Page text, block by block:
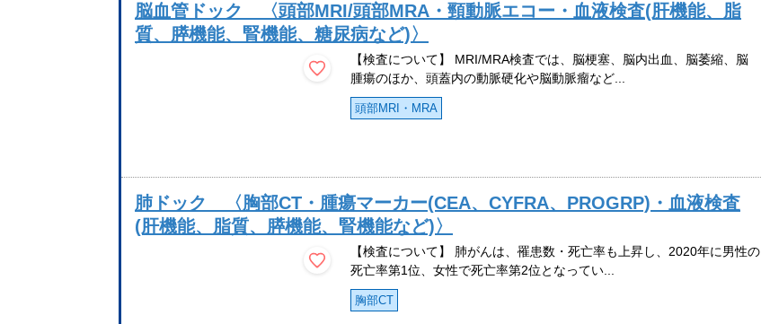
脳血管ドック 〈頭部MRI/頭部MRA・頸動脈エコー・血液検査(肝機能、脂
質、膵機能、腎機能、糖尿病など)〉
【検査について】 MRI/MRA検査では、脳梗塞、脳内出血、脳萎縮、脳
腫瘍のほか、頭蓋内の動脈硬化や脳動脈瘤など...
頭部MRI・MRA
肺ドック 〈胸部CT・腫瘍マーカー(CEA、CYFRA、PROGRP)・血液検査
(肝機能、脂質、膵機能、腎機能など)〉
【検査について】 肺がんは、罹患数・死亡率も上昇し、2020年に男性の
死亡率第1位、女性で死亡率第2位となってい...
胸部CT